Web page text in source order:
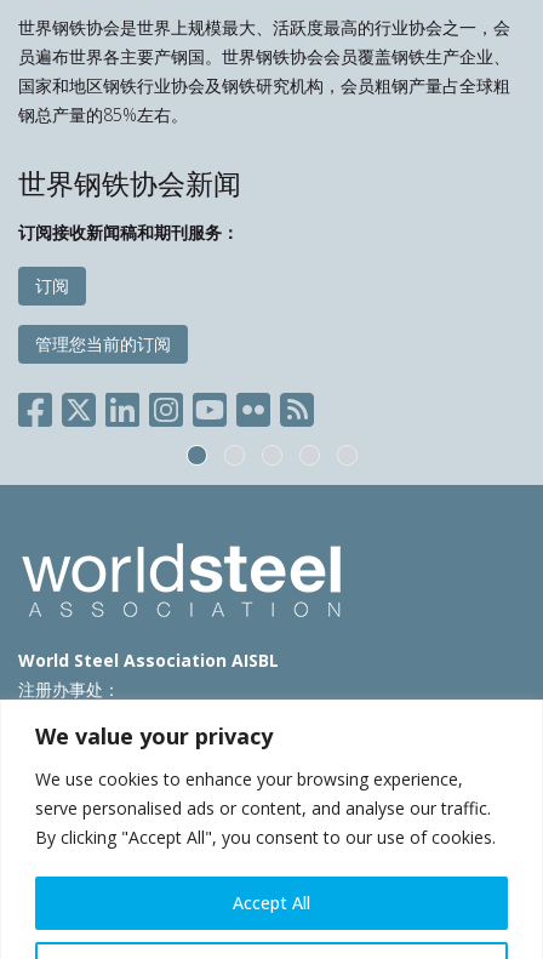
We value your privacy
We use cookies to enhance your browsing experience,
serve personalised ads or content, and analyse our traffic.
By clicking "Accept All", you consent to our use of cookies.
Accept All
世界钢铁协会是世界上规模最大、活跃度最高的行业协会之一，会
员遍布世界各主要产钢国。世界钢铁协会会员覆盖钢铁生产企业、
国家和地区钢铁行业协会及钢铁研究机构，会员粗钢产量占全球粗
钢总产量的85%左右。
世界钢铁协会新闻
订阅接收新闻稿和期刊服务：
订阅
管理您当前的订阅
World Steel Association AISBL
注册办事处：
T: +32 2 702 89 00 – E:steel@worldsteel.org
北京市朝阳区霄云路40号院国航世纪大厦1号楼3层3F
E:china@worldsteel.org
使用条款|隐私政策
|网站地图|VAT Number BE 0406.597.373